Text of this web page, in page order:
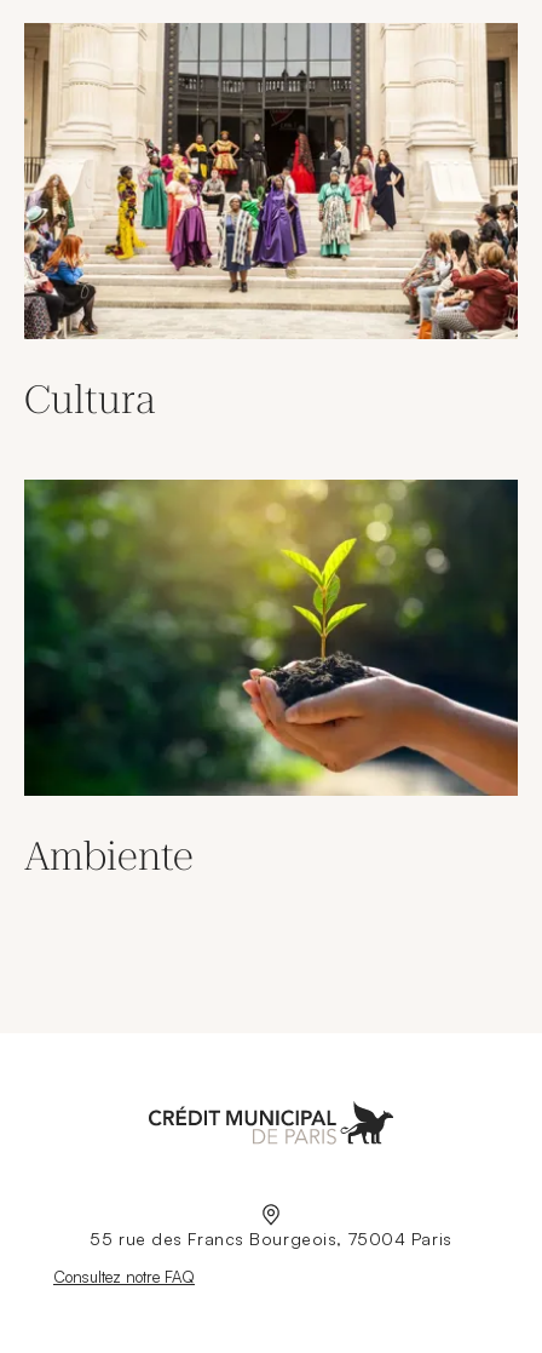
Cultura
Ambiente
55 rue des Francs Bourgeois, 75004 Paris
Nouvelle fenêtre
Consultez notre FAQ